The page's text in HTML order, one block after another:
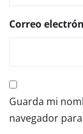
Correo
Guarda mi
navegador